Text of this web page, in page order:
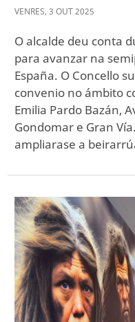
VENRES, 3 OUT2025
O alcalde deu conta
para avanzar na
España. O Concello
convenio no ámbito
Emilia Pardo Bazán,
Gondomar e Gran
ampliarase a